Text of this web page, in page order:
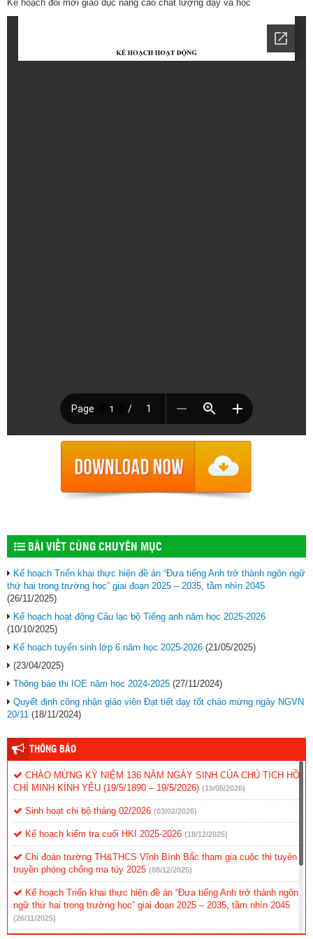
Kế hoạch đổi mới giáo dục nâng cao chất lượng dạy và học
BÀI VIẾT CÙNG CHUYÊN MỤC
Kế hoạch Triển khai thực hiện đề án “Đưa tiếng Anh trở thành ngôn ngữ
thứ hai trong trường học” giai đoạn 2025 – 2035, tầm nhìn 2045
(26/11/2025)
Kế hoạch hoạt động Câu lạc bộ Tiếng anh năm học 2025-2026
(10/10/2025)
Kế hoạch tuyển sinh lớp 6 năm học 2025-2026 (21/05/2025)
(23/04/2025)
Thông báo thi IOE năm học 2024-2025 (27/11/2024)
Quyết định công nhận giáo viên Đạt tiết dạy tốt cháo mừng ngày NGVN
20/11 (18/11/2024)
THÔNG BÁO
CHÀO MỪNG KỶ NIỆM 136 NĂM NGÀY SINH CỦA CHỦ TỊCH HỒ
CHÍ MINH KÍNH YÊU (19/5/1890 – 19/5/2026) (19/05/2026)
Sinh hoạt chi bộ tháng 02/2026 (03/02/2026)
Kế hoạch kiểm tra cuối HKI 2025-2026 (18/12/2025)
Chi đoàn trường TH&THCS Vĩnh Bình Bắc tham gia cuộc thi tuyên
truyền phòng chống ma túy 2025 (08/12/2025)
Kế hoạch Triển khai thực hiện đề án “Đưa tiếng Anh trở thành ngôn
ngữ thứ hai trong trường học” giai đoạn 2025 – 2035, tầm nhìn 2045
(26/11/2025)